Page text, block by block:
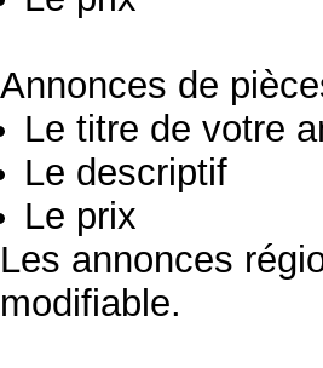
Annonces de
Le titre de votre
Le descriptif
Le prix
Les annonces
modifiable.